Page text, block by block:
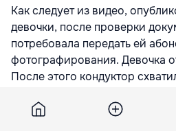
Как следует из видео,
девочки, после проверки
потребовала передать ей
фотографирования. Девочка
После этого кондуктор
Мать школьницы также